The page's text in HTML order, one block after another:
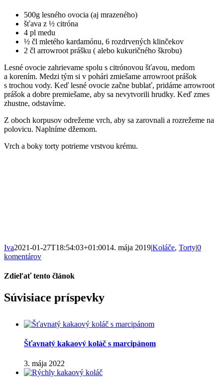
500g lesného ovocia (aj mrazeného)
šťava z ½ citróna
4 pl medu
½ čl mletého kardamónu, 6 rozdrvených klinčekov
2 čl arrowroot prášku ( alebo kukuričného škrobu)
Lesné ovocie zahrievame spolu s citrónovou šťavou, medom
a korením. Medzi tým si v pohári zmiešame arrowroot prášok
s trochou vody. Keď lesné ovocie začne bublať, pridáme arrowroot
prášok a dobre premiešame, aby sa nevytvorili hrudky. Keď zmes
zhustne, odstavíme.
Z oboch korpusov odrežeme vrch, aby sa zarovnali a rozrežeme na
polovicu. Naplníme džemom.
Vrch a boky torty potrieme vrstvou krému.
Iva2021-01-27T18:54:03+01:0014. mája 2019|Koláče, Torty|0
komentárov
Zdieľať tento článok
Facebook
WhatsApp
Pinterest
Email
Súvisiace príspevky
Šťavnatý kakaový koláč s marcipánom
3. mája 2022